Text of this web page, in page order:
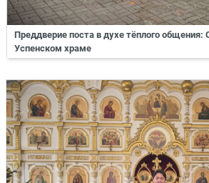
Преддверие поста в духе тёплого
Успенском храме